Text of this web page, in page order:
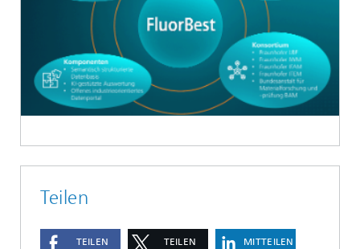
Teilen
TEILEN TEILEN MITTEILEN